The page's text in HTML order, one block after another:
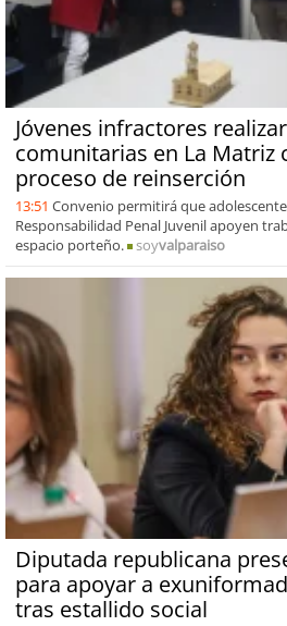
Jóvenes infractores
comunitarias en La Matriz
proceso de reinserción
13:51 Convenio permitirá que
Responsabilidad Penal Juvenil apoyen
espacio porteño.
soyvalparaiso
Diputada republicana
para apoyar a
tras estallido social